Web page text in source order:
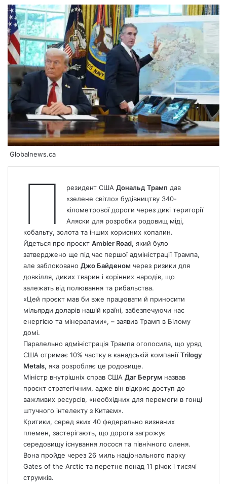
Globalnews.ca
П резидент США Дональд Трамп дав
«зелене світло» будівництву 340-
кілометрової дороги через дикі території
Аляски для розробки родовищ міді,
кобальту, золота та інших корисних копалин.
Йдеться про проєкт Ambler Road, який було
затверджено ще під час першої адміністрації Трампа,
але заблоковано Джо Байденом через ризики для
довкілля, диких тварин і корінних народів, що
залежать від полювання та рибальства.
«Цей проєкт мав би вже працювати й приносити
мільярди доларів нашій країні, забезпечуючи нас
енергією та мінералами», – заявив Трамп в Білому
домі.
Паралельно адміністрація Трампа оголосила, що уряд
США отримає 10% частку в канадській компаніїTrilogy
Metals, яка розробляє це родовище.
Міністр внутрішніх справ США Даг Бергум назвав
проєкт стратегічним, адже він відкриє доступ до
важливих ресурсів, «необхідних для перемоги в гонці
штучного інтелекту з Китаєм».
Критики, серед яких 40 федерально визнаних
племен, застерігають, що дорога загрожує
середовищу існування лосося та північного оленя.
Вона пройде через 26 миль національного парку
Gates of the Arctic та перетне понад 11 річок і тисячі
струмків.